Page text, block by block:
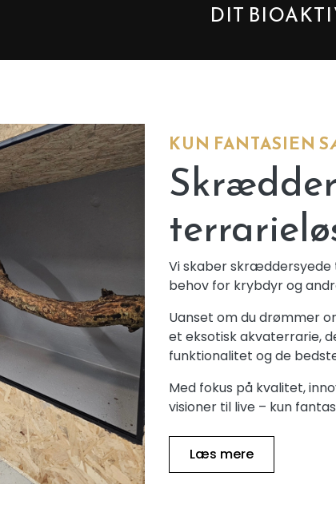
EVENTYR STARTER HER
KUN FANTASIEN
Vi skaber skræddersyede
behov for krybdyr og
Uanset om du drømmer
et eksotisk akvaterrarie,
funktionalitet og de
Med fokus på kvalitet,
visioner til live – kun
Læs mere